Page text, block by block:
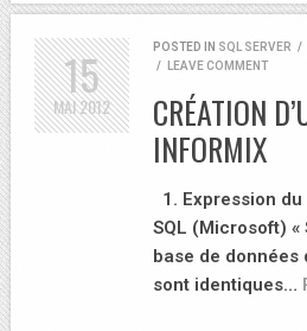
POSTED IN SQL SERVER /
/
LEAVE COMMENT
CRÉATION
INFORMIX
1. Expression
SQL (Microsoft) «
base de
sont identiques…
15
MAI2012